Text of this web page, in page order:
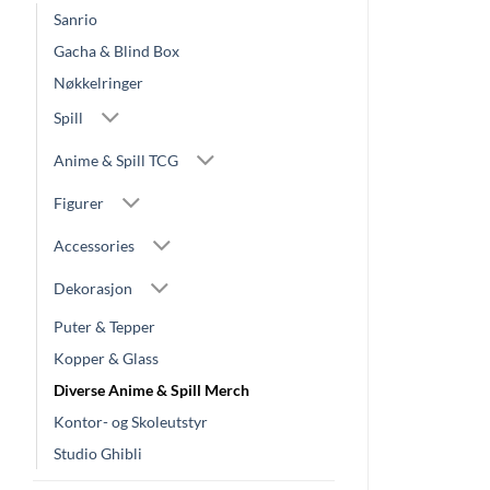
Sanrio
Gacha & Blind Box
Nøkkelringer
Spill
Anime & Spill TCG
Figurer
Accessories
Dekorasjon
Puter & Tepper
Kopper & Glass
Diverse Anime & Spill Merch
Kontor- og Skoleutstyr
Studio Ghibli